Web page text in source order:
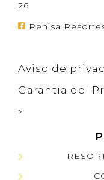
26
Rehisa
Aviso de
Garantia del
>